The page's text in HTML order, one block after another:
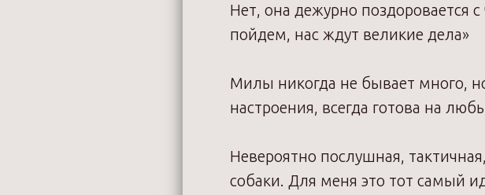
Нет, она дежурно поздоровается
пойдем, нас ждут великие дела»
Милы никогда не бывает много,
настроения, всегда готова на
Невероятно послушная,
собаки. Для меня это тот самый